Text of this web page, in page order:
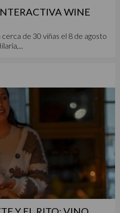
WINE
de 30 viñas el 8 de agosto